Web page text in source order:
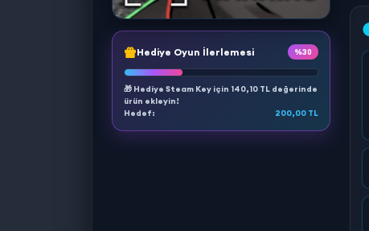
Hediye Oyun İlerlemesi %30
🎁 Hediye Steam Key için 140,10 TL değerinde
ürün ekleyin!
Hedef:
200,00 TL